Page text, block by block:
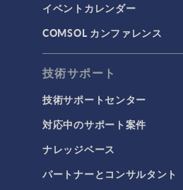
イベントカレンダー
COMSOL カンファレンス
技術サポート
技術サポートセンター
対応中のサポート案件
ナレッジベース
パートナーとコンサルタント